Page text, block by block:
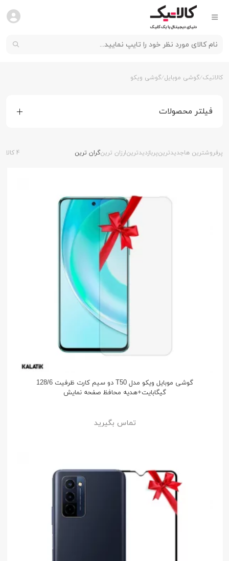
کالاتیک گوشی موبایل گوشی ویکو
فیلتر محصولات
پرفروشترین هاجدیدترینپربازدیدترینارزان ترینگران ترین 4 کالا
گوشی موبایل ویکو مدل T50 دو سیم کارت ظرفیت 128/6
گیگابایت+هدیه محافظ صفحه نمایش
تماس بگیرید